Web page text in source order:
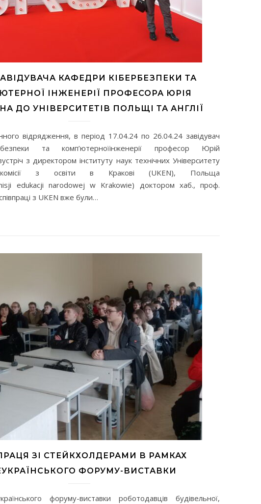
КАФЕДРИ КІБЕРБЕЗПЕКИ ТА
ІНЖЕНЕРІЇ ПРОФЕСОРА ЮРІЯ
ДО УНІВЕРСИТЕТІВ ПОЛЬЩІ ТА АНГЛІЇ
відрядження, в період 17.04.24 по 26.04.24 завідувач
та комп’ютерноїінженерії професор Юрій
з директором інституту наук технічних Університету
комісії з освіти в Кракові (UKEN), Польща
edukacji narodowej w Krakowie) доктором хаб., проф.
з UKEN вже були…
ЗІ СТЕЙКХОЛДЕРАМИ В РАМКАХ
ФОРУМУ-ВИСТАВКИ
форуму-виставки роботодавців будівельної,